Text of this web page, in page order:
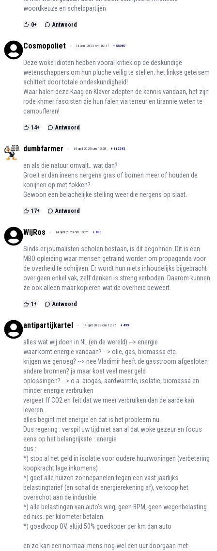
woordkeuze en scheldpartijen
0+ Antwoord
Cosmopoliet 14 april 2023 om 18:57 + 55287
Deze woke idioten hebben vooral kritiek op de deskundige
wetenschappers om hun pluche veilig te stellen, het linkse geteisem
schittert door totale ondeskundigheid!
Waar halen deze Kaag en Klaver adepten de kennis vandaan, het zijn
rode khmer fascisten die hun falen via terreur en tirannie weten te
camoufleren!
14+ Antwoord
dumbfarmer 14 april 2023 om 15:58 + 112595
en als die natuur omvalt.. wat dan?
Groeit er dan ineens nergens gras of bomen meer of houden de
konijnen op met fokken?
Gewoon een belachelijke stelling weer die nergens op slaat.
17+ Antwoord
WijRos 14 april 2023 om 13:26 + 890
Sinds er journalisten scholen bestaan, is dit begonnen. Dit is een
MBO opleiding waar mensen getraind worden om propaganda voor
de overheid te schrijven. Er wordt hun niets inhoudelijks bijgebracht
over geen enkel vak, zelf denken is streng verboden. Daarom kunnen
ze ook alleen maar kopiëren wat de overheid beweert.
1 + Antwoord
antipartijkartel 14 april 2023 om 13:25 + 499
alles wat wij doen in NL (en de wereld) --> energie
waar komt energie vandaan? --> olie, gas, biomassa etc
krijgen we genoeg? --> nee Vladimir heeft de gasstroom afgesloten
andere bronnen? ja maar kost veel meer geld
oplossingen? --> o.a. biogas, aardwarmte, isolatie, biomassa en
minder energie verbruiken
vergeet ff CO2 en feit dat we meer verbruiken dan de aarde kan
leveren.
alles begint met energie en dat is het probleem nu.
Dus regering : verspil uw tijd niet aan al dat woke gezeur en focus
eens op het belangrijkste : energie
dus :
*) stop al het geld in isolatie voor oudere huurwoningen (verbetering
koopkracht lage inkomens)
*) geef alle huizen zonnepanelen tegen een vast jaarlijks
belastingtarief (en schaf de energierekening af), verkoop het
overschot aan de industrie
*) alle belastingen van auto's weg, geen BPM, geen wegenbelasting
ed niks. per kilometer betalen.
*) goedkoop OV, altijd 50% goedkoper per km dan auto
en zo kan een normaal mens nog wel een uur doorgaan met